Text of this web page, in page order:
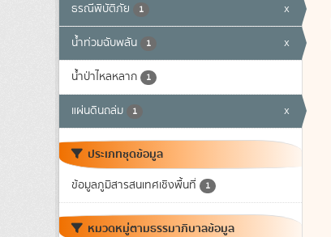
ธรณีพิบัติภัย 1 x
น้ำท่วมฉับพลัน 1 x
น้ำป่าไหลหลาก 1
แผ่นดินถล่ม 1 x
ประเภทชุดข้อมูล
ข้อมูลภูมิสารสนเทศเชิงพื้นที่ 1
หมวดหมู่ตามธรรมาภิบาลข้อมูล